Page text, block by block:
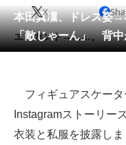
会員記事
メディア
ITの今と未来を見通す
スマホと通信の最新ト
本田真凜、ドレス姿→
「敵じゃーん」 背中
X
エレガント→……。
フィギュアスケータ
Instagramストーリー
衣装と私服を披露しま